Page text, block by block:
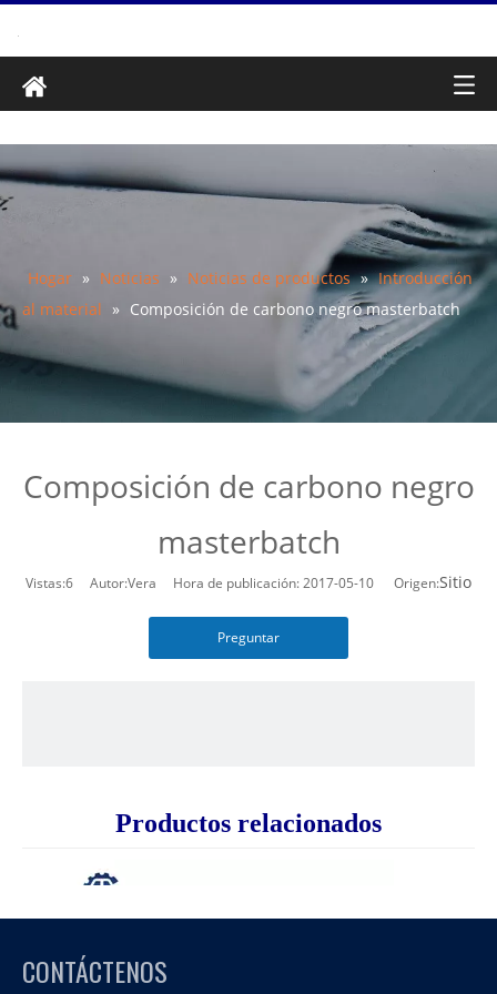
Hogar » Noticias » Noticias de productos » Introducción
al material » Composición de carbono negro masterbatch
Composición de carbono negro
masterbatch
Vistas:6 Autor:Vera Hora de publicación: 2017-05-10 Origen:Sitio
Preguntar
Productos relacionados
CONTÁCTENOS